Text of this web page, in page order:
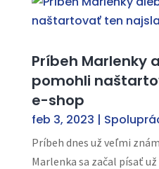
Príbeh Marlenky
pomohli
e-shop
feb 3, 2023 |
Príbeh dnes už veľmi
Marlenka sa začal písať